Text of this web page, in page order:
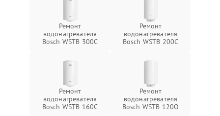
Ремонт
водонагревателя
Bosch WSTB 300C
Ремонт
водонагревателя
Bosch WSTB 200C
Ремонт
водонагревателя
Bosch WSTB 160C
Ремонт
водонагревателя
Bosch WSTB 120O